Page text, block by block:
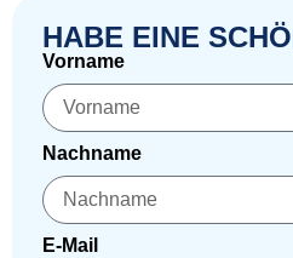
HABE EINE
Vorname
Nachname
E-Mail